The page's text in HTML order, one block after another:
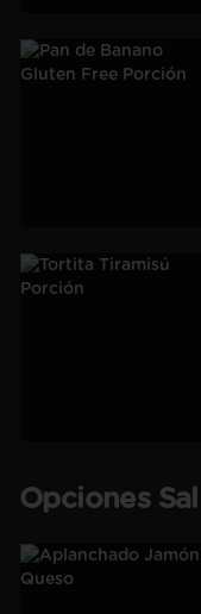
Opciones Sal